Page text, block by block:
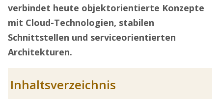
verbindet heute objektorientierte Konzepte
mit Cloud-Technologien, stabilen
Schnittstellen und serviceorientierten
Architekturen.
Inhaltsverzeichnis